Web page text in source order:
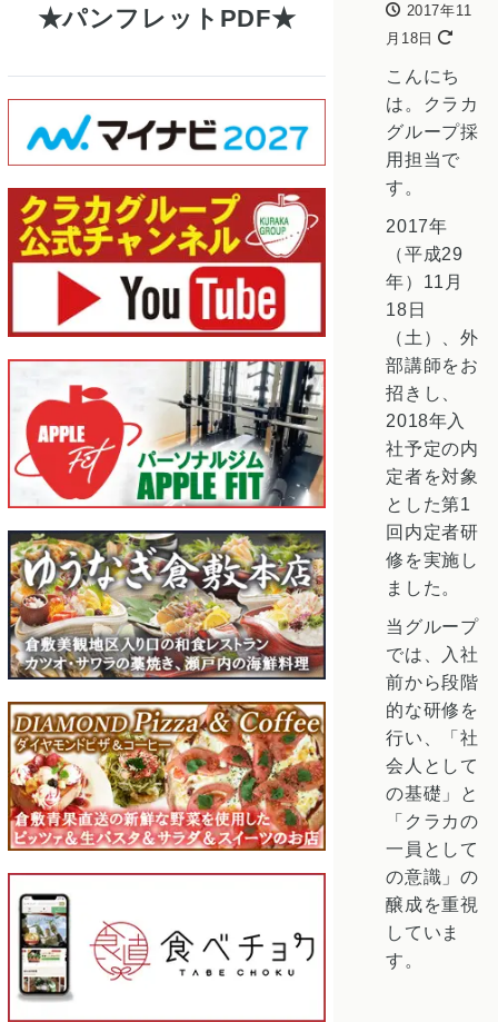
パンフレットPDF
2017年11
月18日
こんにち
は。クラカ
グループ採
用担当で
す。
2017年
（平成29
年）11月
18日
（土）、外
部講師をお
招きし、
2018年入
社予定の内
定者を対象
とした第1
回内定者研
修を実施し
ました。
当グループ
では、入社
前から段階
的な研修を
行い、「社
会人として
の基礎」と
「クラカの
一員として
の意識」の
醸成を重視
していま
す。